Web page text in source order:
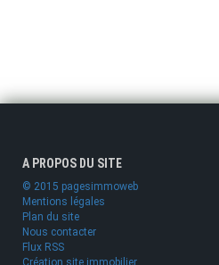
A PROPOS DU SITE
© 2015 pagesimmoweb
Mentions légales
Plan du site
Nous contacter
Flux RSS
Création site immobilier